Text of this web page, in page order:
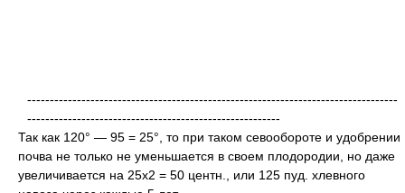
----------------------------------------------------------------------------------
--------------------------------------------------------
Так как 120° — 95 = 25°, то при таком севообороте и удобрении
почва не только не уменьшается в своем плодородии, но даже
увеличивается на 25х2 = 50 центн., или 125 пуд. хлевного